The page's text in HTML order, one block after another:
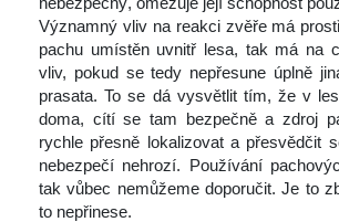
Významný vliv na reakci zvěře má
pachu umístěn uvnitř lesa, tak má na
vliv, pokud se tedy nepřesune úplně
prasata. To se dá vysvětlit tím, že v
doma, cítí se tam bezpečně a zdroj
rychle přesně lokalizovat a přesvědčit
nebezpečí nehrozí. Používání
tak vůbec nemůžeme doporučit. Je to
to nepřinese.